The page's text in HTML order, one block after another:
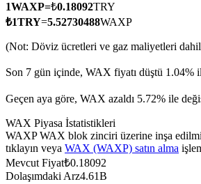
Hisse senetleri, döviz, değerli
1WAXP=₺0.18092TRY
₺1TRY=5.52730488WAXP
(Not: Döviz ücretleri ve gaz maliyetleri
Son 7 gün içinde, WAX fiyatı düştü 1.04%
Geçen aya göre, WAX azaldı 5.72% ile
WAX Piyasa İstatistikleri
WAXP WAX blok zinciri üzerine inşa
tıklayın veya WAX (WAXP) satın alma
Mevcut Fiyat₺0.18092
Dolaşımdaki Arz4.61B